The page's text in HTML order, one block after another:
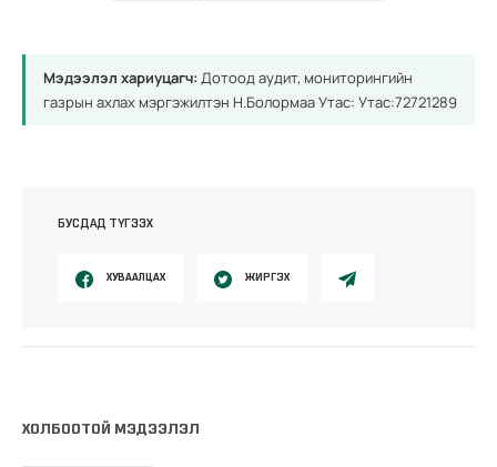
Мэдээлэл хариуцагч: Дотоод аудит, мониторингийн
газрын ахлах мэргэжилтэн Н.Болормаа Утас: Утас:72721289
БУСДАД ТҮГЭЭХ
ХУВААЛЦАХ ЖИРГЭХ
ХОЛБООТОЙ МЭДЭЭЛЭЛ